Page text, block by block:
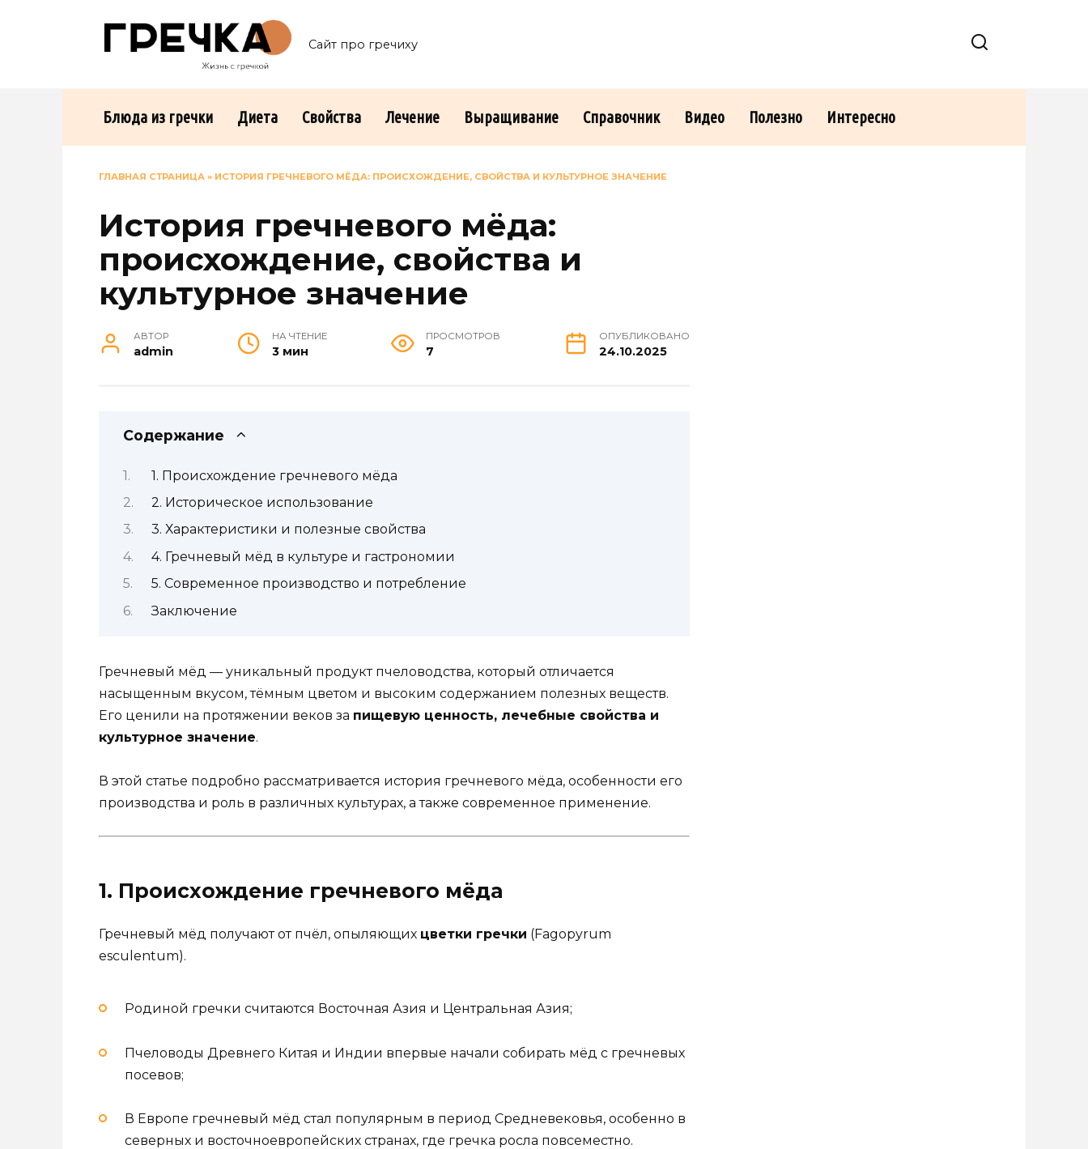
Сайт про гречиху
Блюда из гречки Диета Свойства Лечение Выращивание Справочник Видео Полезно Интересно
ГЛАВНАЯ СТРАНИЦА » ИСТОРИЯ ГРЕЧНЕВОГО МЁДА: ПРОИСХОЖДЕНИЕ, СВОЙСТВА И КУЛЬТУРНОЕ ЗНАЧЕНИЕ
История гречневого мёда:
происхождение, свойства и
культурное значение
АВТОР
admin
НА ЧТЕНИЕ
3 мин
ПРОСМОТРОВ
7
ОПУБЛИКОВАНО
24.10.2025
Содержание
1. Происхождение гречневого мёда
2. Историческое использование
3. Характеристики и полезные свойства
4. Гречневый мёд в культуре и гастрономии
5. Современное производство и потребление
Заключение
Гречневый мёд — уникальный продукт пчеловодства, который отличается
насыщенным вкусом, тёмным цветом и высоким содержанием полезных веществ.
Его ценили на протяжении веков за пищевую ценность, лечебные свойства и
культурное значение.
В этой статье подробно рассматривается история гречневого мёда, особенности его
производства и роль в различных культурах, а также современное применение.
1. Происхождение гречневого мёда
Гречневый мёд получают от пчёл, опыляющих цветки гречки (Fagopyrum
esculentum).
Родиной гречки считаются Восточная Азия и Центральная Азия;
Пчеловоды Древнего Китая и Индии впервые начали собирать мёд с гречневых
посевов;
В Европе гречневый мёд стал популярным в период Средневековья, особенно в
северных и восточноевропейских странах, где гречка росла повсеместно.